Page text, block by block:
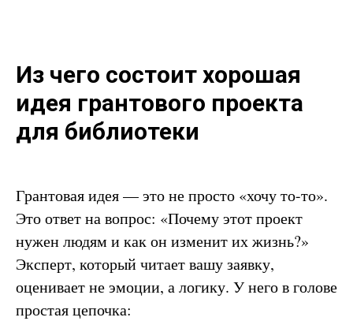
Из чего состоит хорошая
идея грантового проекта
для библиотеки
Грантовая идея — это не просто «хочу то-то».
Это ответ на вопрос: «Почему этот проект
нужен людям и как он изменит их жизнь?»
Эксперт, который читает вашу заявку,
оценивает не эмоции, а логику. У него в голове
простая цепочка: